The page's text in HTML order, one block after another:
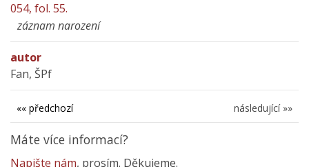
054, fol. 55.
záznam narození
autor
Fan, ŠPf
následující »»
«« předchozí
Máte více informací?
Napište nám, prosím. Děkujeme.